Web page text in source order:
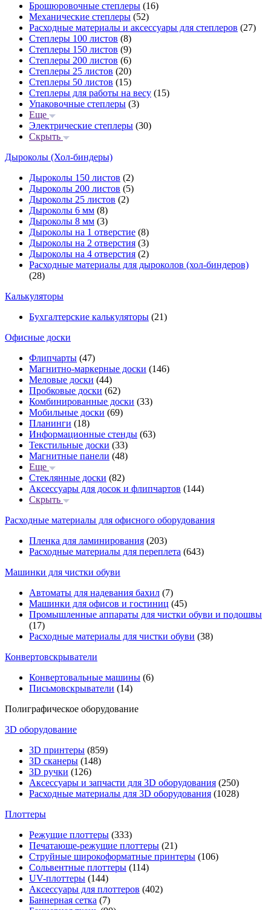
Брошюровочные степлеры (16)
Механические степлеры (52)
Расходные материалы и аксессуары для степлеров (27)
Степлеры 100 листов (8)
Степлеры 150 листов (9)
Степлеры 200 листов (6)
Степлеры 25 листов (20)
Степлеры 50 листов (15)
Степлеры для работы на весу (15)
Упаковочные степлеры (3)
Еще
Электрические степлеры (30)
Скрыть
Дыроколы (Хол-биндеры)
Дыроколы 150 листов (2)
Дыроколы 200 листов (5)
Дыроколы 25 листов (2)
Дыроколы 6 мм (8)
Дыроколы 8 мм (3)
Дыроколы на 1 отверстие (8)
Дыроколы на 2 отверстия (3)
Дыроколы на 4 отверстия (2)
Расходные материалы для дыроколов (хол-биндеров)
(28)
Калькуляторы
Бухгалтерские калькуляторы (21)
Офисные доски
Флипчарты (47)
Магнитно-маркерные доски (146)
Меловые доски (44)
Пробковые доски (62)
Комбинированные доски (33)
Мобильные доски (69)
Планинги (18)
Информационные стенды (63)
Текстильные доски (33)
Магнитные панели (48)
Еще
Стеклянные доски (82)
Аксессуары для досок и флипчартов (144)
Скрыть
Расходные материалы для офисного оборудования
Пленка для ламинирования (203)
Расходные материалы для переплета (643)
Машинки для чистки обуви
Автоматы для надевания бахил (7)
Машинки для офисов и гостиниц (45)
Промышленные аппараты для чистки обуви и подошвы
(17)
Расходные материалы для чистки обуви (38)
Конвертовскрыватели
Конвертовальные машины (6)
Письмовскрыватели (14)
Полиграфическое оборудование
3D оборудование
3D принтеры (859)
3D сканеры (148)
3D ручки (126)
Аксессуары и запчасти для 3D оборудования (250)
Расходные материалы для 3D оборудования (1028)
Плоттеры
Режущие плоттеры (333)
Печатающе-режущие плоттеры (21)
Струйные широкоформатные принтеры (106)
Сольвентные плоттеры (114)
UV-плоттеры (144)
Аксессуары для плоттеров (402)
Баннерная сетка (7)